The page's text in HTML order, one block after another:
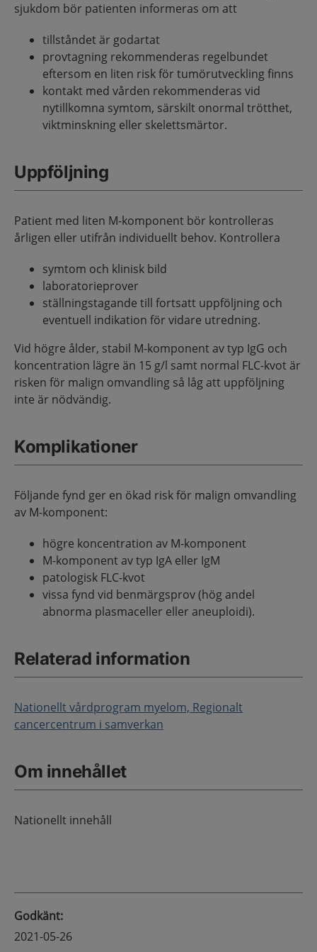
sjukdom bör patienten informeras om att
tillståndet är godartat
provtagning rekommenderas regelbundet
eftersom en liten risk för tumörutveckling finns
kontakt med vården rekommenderas vid
nytillkomna symtom, särskilt onormal trötthet,
viktminskning eller skelettsmärtor.
Uppföljning
Patient med liten M-komponent bör kontrolleras
årligen eller utifrån individuellt behov. Kontrollera
symtom och klinisk bild
laboratorieprover
ställningstagande till fortsatt uppföljning och
eventuell indikation för vidare utredning.
Vid högre ålder, stabil M-komponent av typ IgG och
koncentration lägre än 15 g/l samt normal FLC-kvot är
risken för malign omvandling så låg att uppföljning
inte är nödvändig.
Komplikationer
Följande fynd ger en ökad risk för malign omvandling
av M-komponent:
högre koncentration av M-komponent
M-komponent av typ IgA eller IgM
patologisk FLC-kvot
vissa fynd vid benmärgsprov (hög andel
abnorma plasmaceller eller aneuploidi).
Relaterad information
Nationellt vårdprogram myelom, Regionalt
cancercentrum i samverkan
Om innehållet
Nationellt innehåll
Godkänt:
2021-05-26